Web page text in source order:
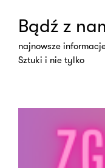
Bądź z
najnowsze
Sztuki i nie tylko